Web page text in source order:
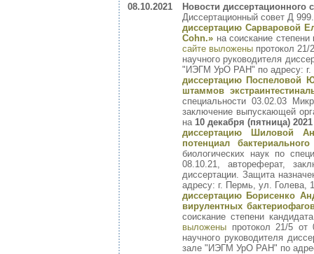
08.10.2021
Новости диссертационного
Диссертационный совет Д
диссертацию Сарваровой
Cohn.» на соискание
сайте выложены протокол
научного руководителя
"ИЭГМ УрО РАН" по адресу: г.
диссертацию Поспеловой
штаммов
специальности 03.02.03
заключение выпускающей
на 10 декабря (пятница) 2021
диссертацию Шиловой
потенциал
биологических наук по
08.10.21, автореферат,
диссертации. Защита
адресу: г. Пермь, ул. Голева,
диссертацию Борисенко
вирулентных
соискание степени
выложены протокол 21/5 от
научного руководителя
зале "ИЭГМ УрО РАН" по